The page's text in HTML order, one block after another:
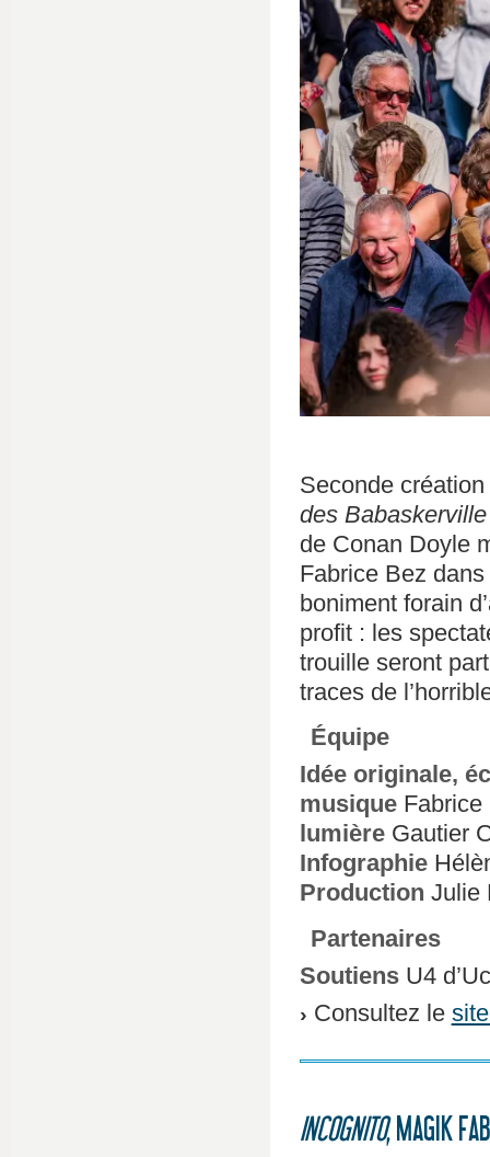
Seconde
des Babaskerville
de Conan Doyle
Fabrice Bez
boniment forain
profit : les
trouille seront
traces de
Équipe
Idée originale,
musiqueFabrice
lumièreGautier
Infographie
Production Julie
Partenaires
SoutiensU4
Consultez le
INCOGNITO, MAGIK